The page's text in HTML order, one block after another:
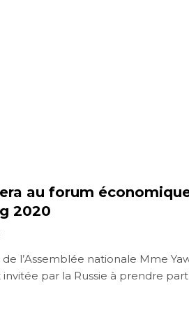
au forum
2020
l’Assemblée nationale Mme
par la Russie à prendre